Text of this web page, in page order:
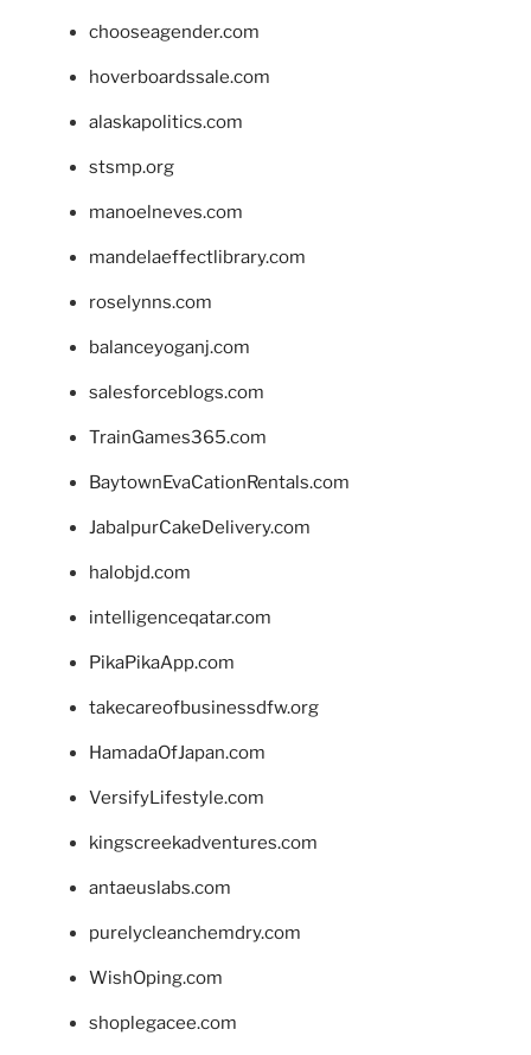
chooseagender.com
hoverboardssale.com
alaskapolitics.com
stsmp.org
manoelneves.com
mandelaeffectlibrary.com
roselynns.com
balanceyoganj.com
salesforceblogs.com
TrainGames365.com
BaytownEvaCationRentals.com
JabalpurCakeDelivery.com
halobjd.com
intelligenceqatar.com
PikaPikaApp.com
takecareofbusinessdfw.org
HamadaOfJapan.com
VersifyLifestyle.com
kingscreekadventures.com
antaeuslabs.com
purelycleanchemdry.com
WishOping.com
shoplegacee.com